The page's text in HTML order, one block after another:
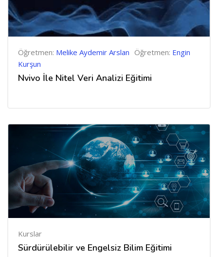
Öğretmen: Melike Aydemir Arslan Öğretmen: Engin
Kurşun
Nvivo İle Nitel Veri Analizi Eğitimi
Kurslar
Sürdürülebilir ve Engelsiz Bilim Eğitimi